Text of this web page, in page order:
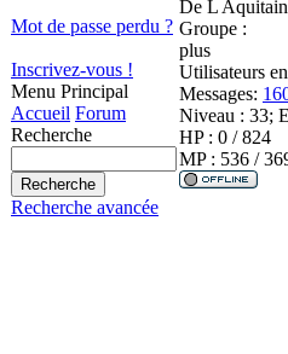
Mot de passe perdu ?
Inscrivez-vous !
Menu Principal
Accueil Forum
Recherche
Recherche avancée
De L
Groupe :
plus
Utilisateurs
Messages:
Niveau : 33;
HP : 0 / 824
MP : 536 /